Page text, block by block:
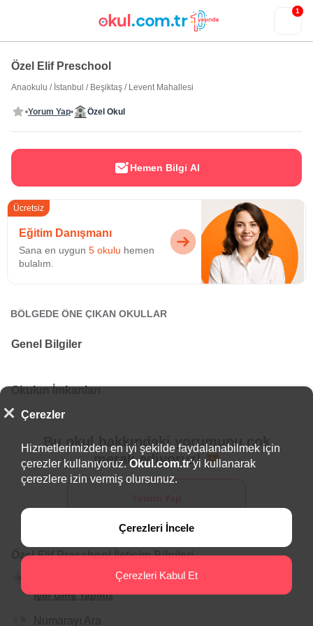
1
Özel Elif Preschool
Anaokulu / İstanbul / Beşiktaş / Levent Mahallesi
Yorum Yap Özel Okul
Hemen Bilgi Al
Ücretsiz
Eğitim Danışmanı
Sana en uygun 5 okulu hemen
bulalım.
BÖLGEDE ÖNE ÇIKAN OKULLAR
Genel Bilgiler
Okulun İmkanları
Bu okul hakkındaki yorumunu çok
merak ediyoruz!
Özel Elif Preschool İletişim Bilgileri
İstanbul, Beşiktaş, Levent Mahallesi
için Giriş Yapınız
Numarayı Ara
Çerezler
Hizmetlerimizden en iyi şekilde faydalanabilmek için
çerezler kullanıyoruz. Okul.com.tr’yi kullanarak
çerezlere izin vermiş olursunuz.
Çerezleri İncele
Çerezleri Kabul Et